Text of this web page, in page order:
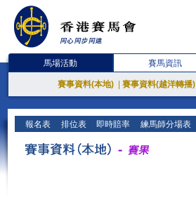
馬場活動 賽馬資訊
賽事資料(本地) 賽事資料(越洋轉播)
報名表 排位表 即時賠率 練馬師分場表